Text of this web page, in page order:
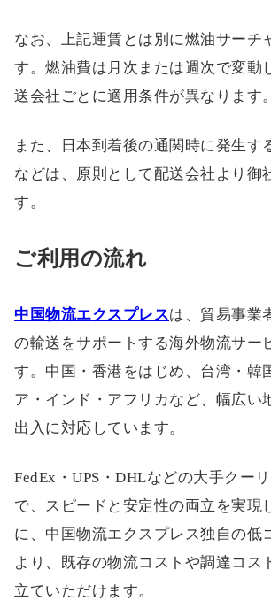
なお、上記運賃とは別に燃油サーチ
す。燃油費は月次または週次で変動
送会社ごとに適用条件が異なります。
また、日本到着後の通関時に発生す
などは、原則として配送会社より御
す。
ご利用の流れ
中国物流エクスプレスは、貿易事業
の輸送をサポートする海外物流サー
す。中国・香港をはじめ、台湾・韓
ア・インド・アフリカなど、幅広い
出入に対応しています。
FedEx・UPS・DHLなどの大手クー
で、スピードと安定性の両立を実現
に、中国物流エクスプレス独自の低
より、既存の物流コストや調達コス
立ていただけます。